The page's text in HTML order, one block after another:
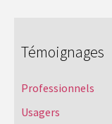
Témoignages
Professionnels
Usagers